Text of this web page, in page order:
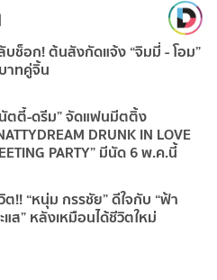
ช็อก! ต้นสังกัดแจ้ง “จิมมี่ - โอม”
าทคู่จิ้น
ตตี้-ดรีม” จัดแฟนมีตติ้ง
DRUNK IN LOVE
PARTY” มีนัด 6 พ.ค.นี้
!! “หนุ่ม กรรชัย” ดีใจกับ “ฟ้า
แส” หลังเหมือนได้ชีวิตใหม่